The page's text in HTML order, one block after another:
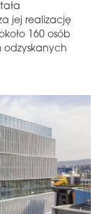
jej realizację
160 osób
odzyskanych